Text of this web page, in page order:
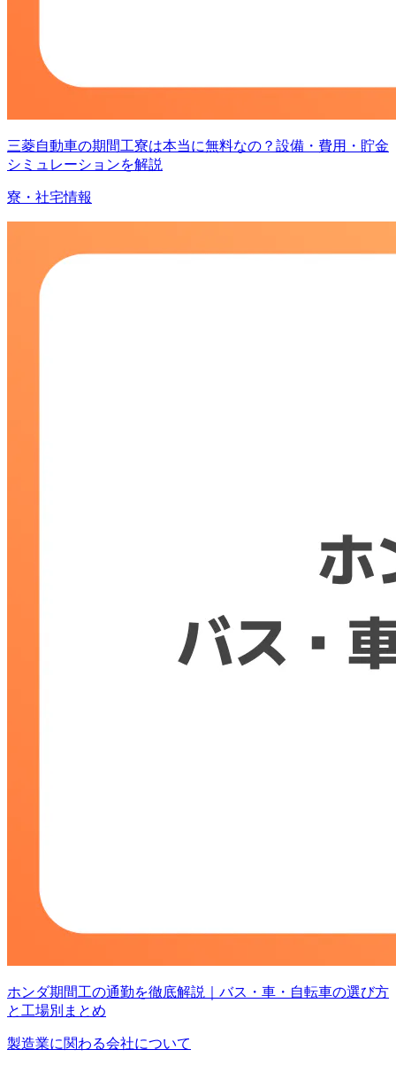
三菱自動車の期間工寮は本当に無料なの？設備・費用・貯金
シミュレーションを解説
寮・社宅情報
ホンダ期間工の通勤を徹底解説｜バス・車・自転車の選び方
と工場別まとめ
製造業に関わる会社について